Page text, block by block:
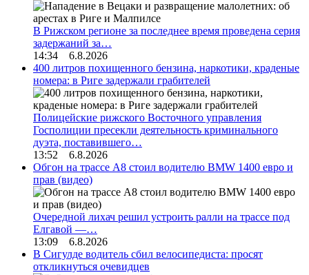
В Рижском регионе за последнее время проведена серия
задержаний за…
14:34 6.8.2026
400 литров похищенного бензина, наркотики, краденые
номера: в Риге задержали грабителей
Полицейские рижского Восточного управления
Госполиции пресекли деятельность криминального
дуэта, поставившего…
13:52 6.8.2026
Обгон на трассе А8 стоил водителю BMW 1400 евро и
прав (видео)
Очередной лихач решил устроить ралли на трассе под
Елгавой —…
13:09 6.8.2026
В Сигулде водитель сбил велосипедиста: просят
откликнуться очевидцев